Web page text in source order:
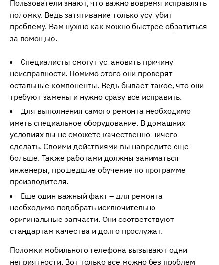
Пользователи знают, что важно вовремя исправлять
поломку. Ведь затягивание только усугубит
проблему. Вам нужно как можно быстрее обратиться
за помощью.
Специалисты смогут установить причину
неисправности. Помимо этого они проверят
остальные компоненты. Ведь бывает такое, что они
требуют замены и нужно сразу все исправить.
Для выполнения самого ремонта необходимо
иметь специальное оборудование. В домашних
условиях вы не сможете качественно ничего
сделать. Своими действиями вы навредите еще
больше. Также работами должны заниматься
инженеры, прошедшие обучение по программе
производителя.
Еще один важный факт – для ремонта
необходимо подобрать исключительно
оригинальные запчасти. Они соответствуют
стандартам качества и долго прослужат.
Поломки мобильного телефона вызывают одни
неприятности. Вот только все можно без проблем